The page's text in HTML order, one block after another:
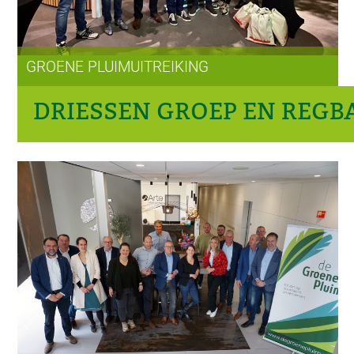
GROENE PLUIMUITREIKING
DRIESSEN GROEP EN